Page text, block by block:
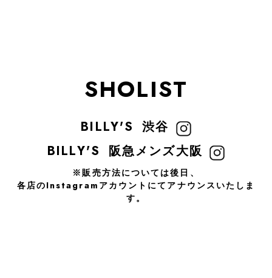
SHOLIST
BILLY'S 渋谷
BILLY'S
阪急メンズ大阪
※販売方法については後日、
各店のInstagramアカウントにてアナウンスいたしま
す。